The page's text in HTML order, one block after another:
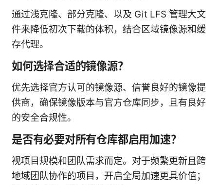
通过浅克隆、部分克隆、以及 Git LFS 管理大文
件来降低初次下载的体积，结合区域镜像源和缓
存代理。
如何选择合适的镜像源？
优先选择官方认可的镜像源、信誉良好的镜像提
供商，确保镜像版本与官方仓库同步，且有良好
的安全合规性。
是否有必要对所有仓库都启用加速？
视项目规模和团队需求而定。对于频繁更新且跨
地域团队协作的项目，开启全局加速更具价值；